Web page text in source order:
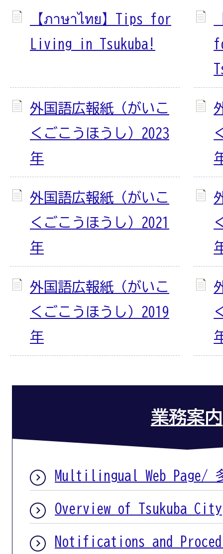
【ภาษาไทย】Tips for
Living in Tsukuba!
外国語広報紙（がいこ
くごこうほうし）2023
年
外国語広報紙（がいこ
くごこうほうし）2021
年
外国語広報紙（がいこ
くごこうほうし）2019
年
業務案内
Multilingual Web Page/
Overview of Tsukuba City
Notifications and